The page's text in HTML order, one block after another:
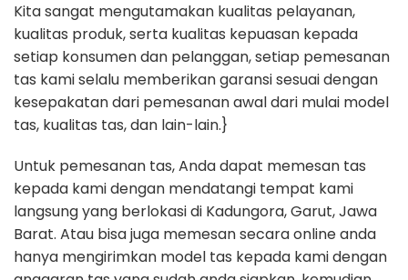
Kita sangat mengutamakan kualitas pelayanan,
kualitas produk, serta kualitas kepuasan kepada
setiap konsumen dan pelanggan, setiap pemesanan
tas kami selalu memberikan garansi sesuai dengan
kesepakatan dari pemesanan awal dari mulai model
tas, kualitas tas, dan lain-lain.}
Untuk pemesanan tas, Anda dapat memesan tas
kepada kami dengan mendatangi tempat kami
langsung yang berlokasi di Kadungora, Garut, Jawa
Barat. Atau bisa juga memesan secara online anda
hanya mengirimkan model tas kepada kami dengan